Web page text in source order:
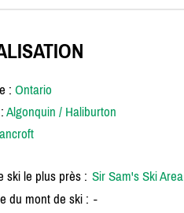
: Ontario
Algonquin / Haliburton
ski le plus près : Sir Sam's Ski Area
du mont de ski : -